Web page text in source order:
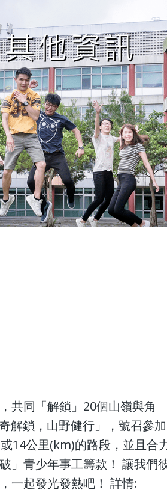
共同「解鎖」20個山嶺與角
解鎖，山野健行」，號召參加
14公里(km)的路段，並且合
」青少年事工籌款！ 讓我們
一起發光發熱吧！ 詳情: